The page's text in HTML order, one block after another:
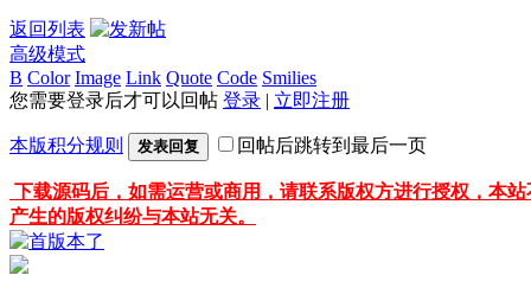
返回列表
高级模式
B Color Image Link Quote Code Smilies
您需要登录后才可以回帖 登录 | 立即注册
本版积分规则 发表回复 回帖后跳转到最后一页
下载源码后，如需运营或商用，请联系版权方进行授权，本
产生的版权纠纷与本站无关。